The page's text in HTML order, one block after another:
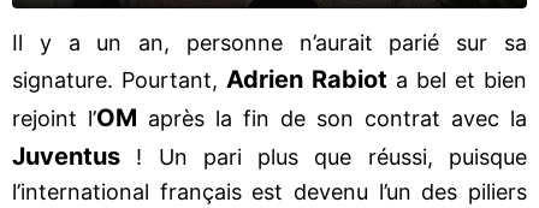
Il y a un an, personne n’aurait parié sur sa
signature. Pourtant, Adrien Rabiot a bel et bien
rejoint l’OM après la fin de son contrat avec la
Juventus
! Un pari plus que réussi, puisque
l’international français est devenu l’un des piliers